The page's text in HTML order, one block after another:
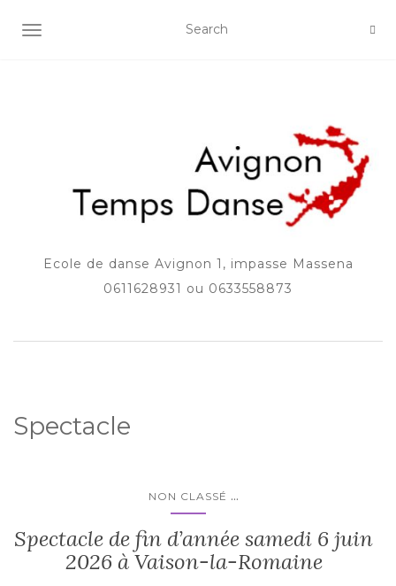
AFFICHER/MASQUER LA NAVIGATION
Ecole de danse Avignon 1, impasse Massena
0611628931 ou 0633558873
Spectacle
NON CLASSÉ ...
Spectacle de fin d’année samedi 6 juin
2026 à Vaison-la-Romaine